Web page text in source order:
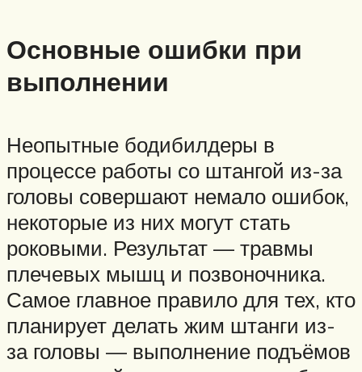
Основные ошибки при
выполнении
Неопытные бодибилдеры в
процессе работы со штангой из-за
головы совершают немало ошибок,
некоторые из них могут стать
роковыми. Результат — травмы
плечевых мышц и позвоночника.
Самое главное правило для тех, кто
планирует делать жим штанги из-
за головы — выполнение подъёмов